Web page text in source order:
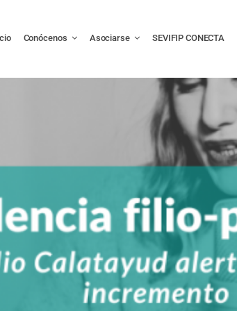
Conócenos Asociarse SEVIFIP CONECTA